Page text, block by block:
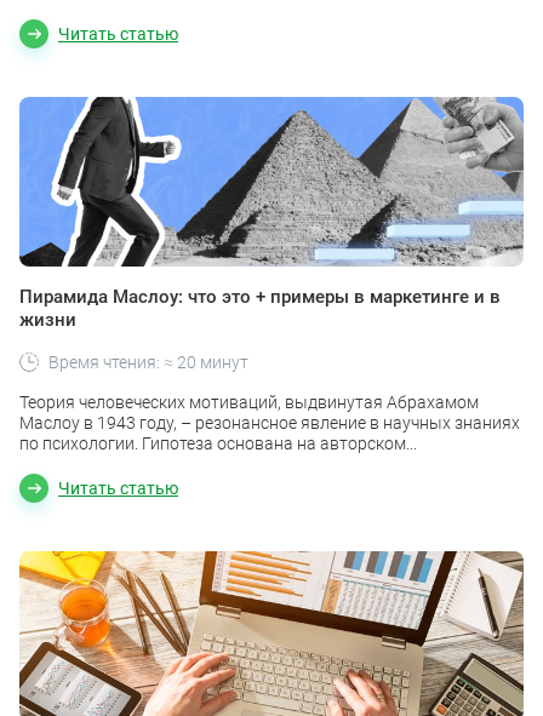
Читать статью
Пирамида Маслоу: что это + примеры в маркетинге и в
жизни
Теория человеческих мотиваций, выдвинутая Абрахамом
Маслоу в 1943 году, – резонансное явление в научных знаниях
по психологии. Гипотеза основана на авторском...
Читать статью
Время чтения: ≈ 20 минут